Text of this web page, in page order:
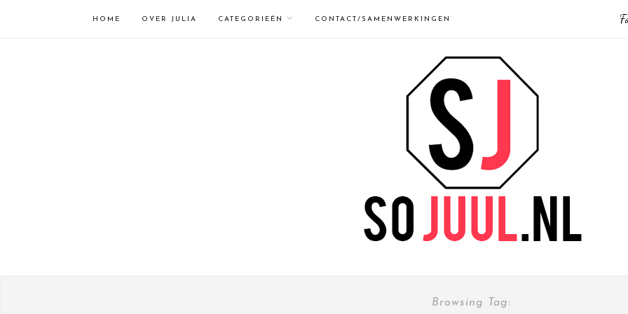
HOME OVER JULIA CATEGORIEËN CONTACT/SAMENWERKINGEN
Browsing Tag: